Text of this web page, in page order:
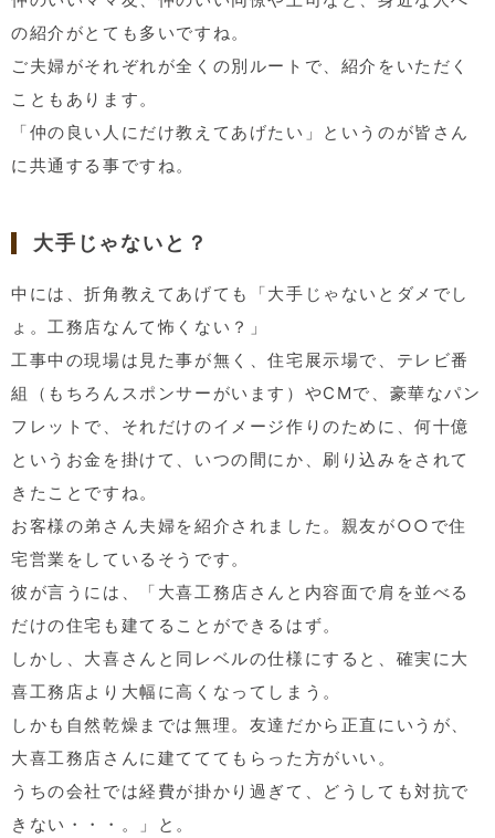
の紹介がとても多いですね。
ご夫婦がそれぞれが全くの別ルートで、紹介をいただく
こともあります。
「仲の良い人にだけ教えてあげたい」というのが皆さん
に共通する事ですね。
大手じゃないと？
中には、折角教えてあげても「大手じゃないとダメでし
ょ。工務店なんて怖くない？」
工事中の現場は見た事が無く、住宅展示場で、テレビ番
組（もちろんスポンサーがいます）やCMで、豪華なパン
フレットで、それだけのイメージ作りのために、何十億
というお金を掛けて、いつの間にか、刷り込みをされて
きたことですね。
お客様の弟さん夫婦を紹介されました。親友が○○で住
宅営業をしているそうです。
彼が言うには、「大喜工務店さんと内容面で肩を並べる
だけの住宅も建てることができるはず。
しかし、大喜さんと同レベルの仕様にすると、確実に大
喜工務店より大幅に高くなってしまう。
しかも自然乾燥までは無理。友達だから正直にいうが、
大喜工務店さんに建てててもらった方がいい。
うちの会社では経費が掛かり過ぎて、どうしても対抗で
きない・・・。」と。